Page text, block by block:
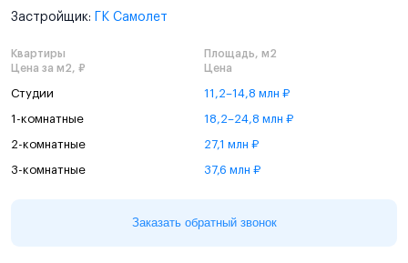
Застройщик: ГК Самолет
Квартиры
Площадь, м2
Цена за м2, ₽
Цена
Студии 11,2–14,8 млн ₽
1-комнатные 18,2–24,8 млн ₽
2-комнатные 27,1 млн ₽
3-комнатные 37,6 млн ₽
Заказать обратный звонок